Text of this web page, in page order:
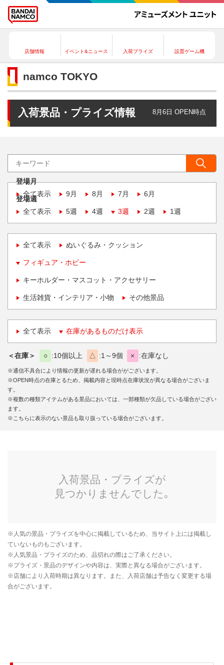
店舗情報 イベント&ニュース 入荷プライズ 設置ゲーム機
namco TOKYO
入荷景品・プライズ情報 8月6日 OPEN時点
登場月
全て表示
9月 8月 7月 6月
登場週
全て表示
5週 4週 3週 2週 1週
全て表示 ぬいぐるみ・クッション
フィギュア・ホビー
キーホルダー・マスコット・アクセサリー
生活雑貨・インテリア・小物 その他景品
全て表示 在庫があるものだけ表示
＜在庫＞ ○ 10個以上 △ 1～9個 × 在庫なし
※通信不具合により情報の更新が遅れる場合ががございます。
※OPEN時点の在庫とるため、掲載内容と現時点在庫状況が異なる場合がございま
す。
※複数の種類アイテムがある景品においては、一部種類が欠品している場合がござい
ます。
※こちらに表示のない景品も取り扱っている場合がございます。